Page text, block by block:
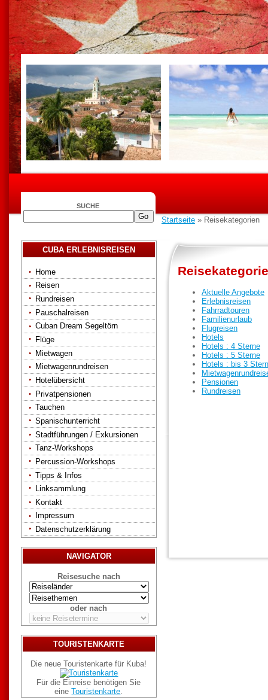
SUCHE
Startseite » Reisekategorien
CUBA ERLEBNISREISEN
Home
Reisen
Rundreisen
Pauschalreisen
Cuban Dream Segeltörn
Flüge
Mietwagen
Mietwagenrundreisen
Hotelübersicht
Privatpensionen
Tauchen
Spanischunterricht
Stadtführungen / Exkursionen
Tanz-Workshops
Percussion-Workshops
Tipps & Infos
Linksammlung
Kontakt
Impressum
Datenschutzerklärung
NAVIGATOR
Reisesuche nach
oder nach
TOURISTENKARTE
Die neue Touristenkarte für Kuba!
Für die Einreise benötigen Sie
eineTouristenkarte.
Aktuelle Angebote
Erlebnisreisen
Fahrradtouren
Familienurlaub
Flugreisen
Hotels
Hotels : 4 Sterne
Hotels : 5 Sterne
Hotels : bis 3
Pensionen
Rundreisen